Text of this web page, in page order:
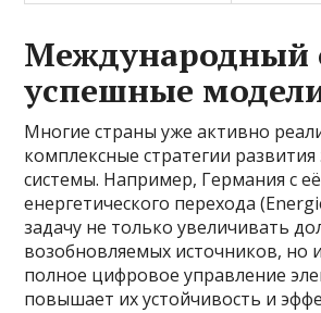
Международный
успешные
Многие страны уже активно
комплексные стратегии развития
системы. Например, Германия с
енергетического перехода
задачу не только увеличивать
возобновляемых источников, но
полное цифровое управление
повышает их устойчивость и